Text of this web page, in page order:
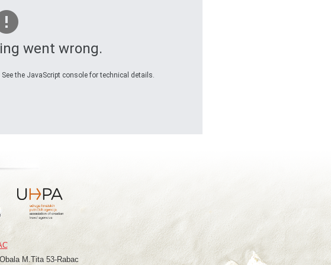
went wrong.
the JavaScript console for technical details.
M.Tita 53-Rabac